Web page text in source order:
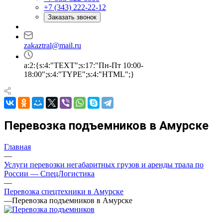
+7 (343) 222-22-12
Заказать звонок
zakaztral@mail.ru
a:2:{s:4:"TEXT";s:17:"Пн-Пт 10:00-
18:00";s:4:"TYPE";s:4:"HTML";}
Перевозка подъемников в Амурске
Главная
—
Услуги перевозки негабаритных грузов и аренды трала по
России — СпецЛогистика
—
Перевозка спецтехники в Амурске
—Перевозка подъемников в Амурске